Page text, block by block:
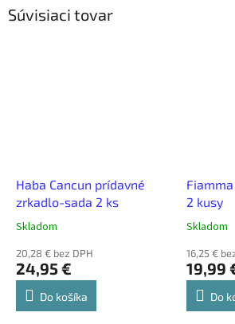
Súvisiaci tovar
Haba Cancun prídavné
zrkadlo-sada 2 ks
Skladom
20,28 € bez DPH
24,95 €
Do košíka
2 kusy
Skladom
16,25 €
19,99
Do